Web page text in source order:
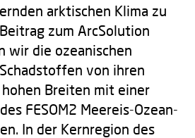
arktischen Klima zu
zum ArcSolution
wir die ozeanischen
von ihren
Breiten mit einer
FESOM2 Meereis-Ozean-
In der Kernregion des